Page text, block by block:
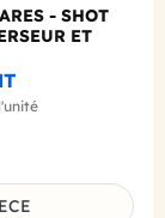
- SHOT
ET
l'unité